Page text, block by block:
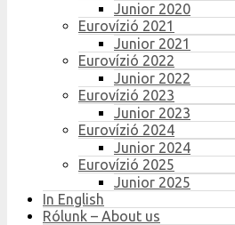
Junior 2020
Eurovízió 2021
Junior 2021
Eurovízió 2022
Junior 2022
Eurovízió 2023
Junior 2023
Eurovízió 2024
Junior 2024
Eurovízió 2025
Junior 2025
In English
Rólunk – About us